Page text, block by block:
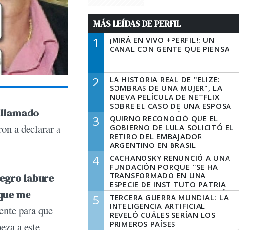
a declarar a
labure
me
para que
a este
MÁS LEÍDAS DE PERFIL
1
¡MIRÁ EN VIVO +PERFIL!: UN
CANAL CON GENTE QUE PIENSA
2
LA HISTORIA REAL DE "ELIZE:
SOMBRAS DE UNA MUJER", LA
NUEVA PELÍCULA DE NETFLIX
SOBRE EL CASO DE UNA ESPOSA
QUE DESCUARTIZÓ A SU
MARIDO
3
QUIRNO RECONOCIÓ QUE EL
GOBIERNO DE LULA SOLICITÓ EL
RETIRO DEL EMBAJADOR
ARGENTINO EN BRASIL
4
CACHANOSKY RENUNCIÓ A UNA
FUNDACIÓN PORQUE "SE HA
TRANSFORMADO EN UNA
ESPECIE DE INSTITUTO PATRIA
INCONDICIONAL DE LA GESTIÓN
DE MILEI"
5
TERCERA GUERRA MUNDIAL: LA
INTELIGENCIA ARTIFICIAL
REVELÓ CUÁLES SERÍAN LOS
PRIMEROS PAÍSES